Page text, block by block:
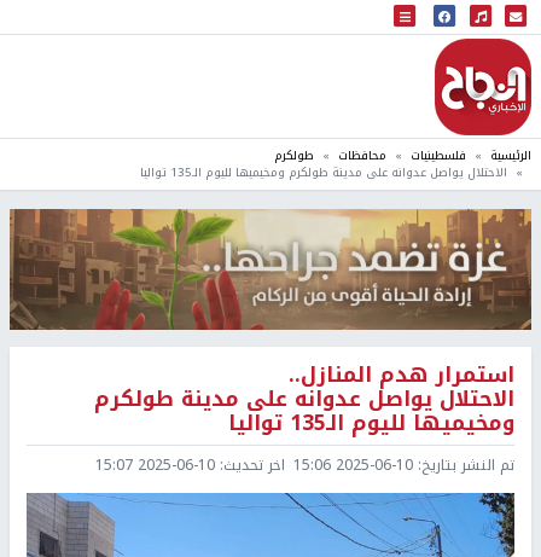
البث المباشر
إذاعة النجاح
الرئيسية فلسطينيات محافظات طولكرم
الاحتلال يواصل عدوانه على مدينة طولكرم ومخيميها لليوم الـ135 تواليا
استمرار هدم المنازل ..
الاحتلال يواصل عدوانه على مدينة طولكرم
ومخيميها لليوم الـ135 تواليا
تم النشر بتاريخ: 2025-06-10 15:06 اخر تحديث: 2025-06-10 15:07